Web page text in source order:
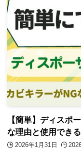
【簡単】ディスポ
な理由と使用でき
2026年1月31日